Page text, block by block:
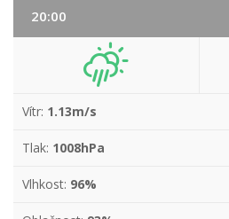
20:00
Vítr: 1.13m/s
Tlak: 1008hPa
Vlhkost: 96%